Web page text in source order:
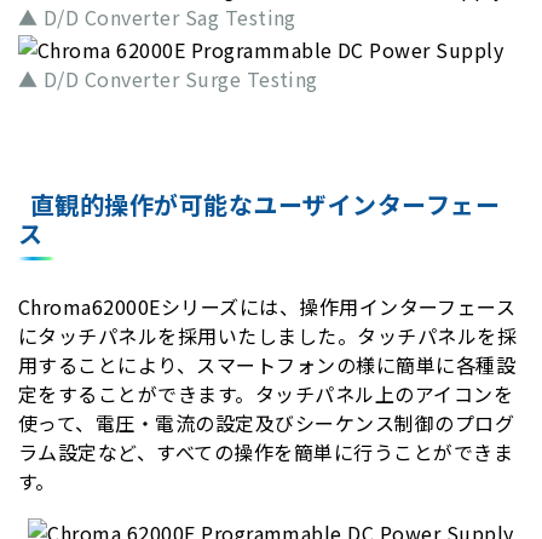
▲ D/D Converter Sag Testing
▲ D/D Converter Surge Testing
直観的操作が可能なユーザインターフェー
ス
Chroma62000Eシリーズには、操作用インターフェース
にタッチパネルを採用いたしました。タッチパネルを採
用することにより、スマートフォンの様に簡単に各種設
定をすることができます。タッチパネル上のアイコンを
使って、電圧・電流の設定及びシーケンス制御のプログ
ラム設定など、すべての操作を簡単に行うことができま
す。